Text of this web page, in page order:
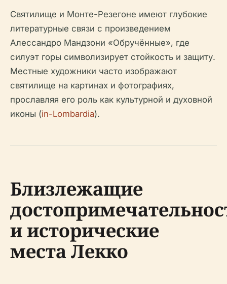
Святилище и Монте-Резегоне имеют глубокие
литературные связи с произведением
Алессандро Мандзони «Обручённые», где
силуэт горы символизирует стойкость и защиту.
Местные художники часто изображают
святилище на картинах и фотографиях,
прославляя его роль как культурной и духовной
иконы (in-Lombardia).
Близлежащие
и исторические
места Лекко